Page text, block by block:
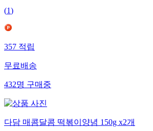
(1)
357적립
무료배송
432명구매중
다담 매콤달콤 떡볶이양념 150g x2개